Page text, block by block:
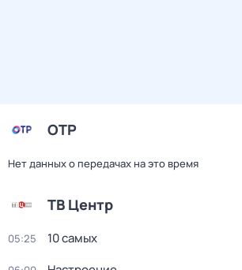
ОТР
Нет данных о передачах на это время
ТВ Центр
05:25 10 самых